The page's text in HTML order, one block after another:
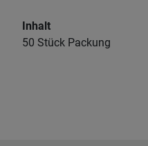
Inhalt
50 Stück Packung